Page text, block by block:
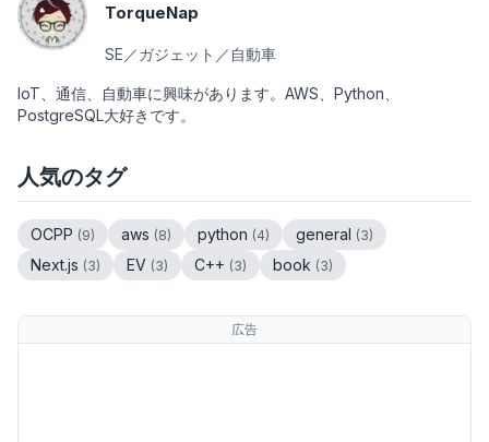
TorqueNap
SE／ガジェット／自動車
IoT、通信、自動車に興味があります。AWS、Python、
PostgreSQL大好きです。
人気のタグ
OCPP (9) aws (8) python (4) general (3)
Next.js (3) EV (3) C++ (3) book (3)
広告